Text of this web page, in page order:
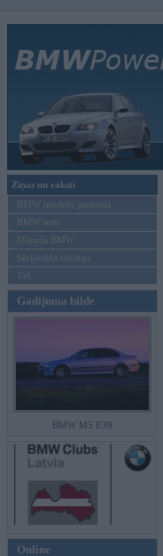
Ziņas un raksti
BMW modeļu jaunumi
BMW testi
Mēneša BMW
Sērijveida tūnings
Vel...
Gadījuma bilde
BMW M5 E39
Online